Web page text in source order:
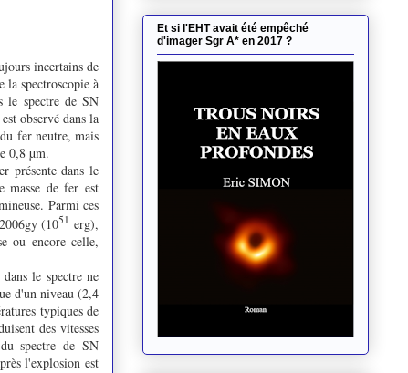
incertains de
la spectroscopie à
le spectre de SN
observé dans la
fer neutre, mais
0,8 µm.
présente dans le
masse de fer est
Parmi ces
(1051 erg),
ou encore celle,
le spectre ne
d'un niveau (2,4
typiques de
des vitesses
spectre de SN
l'explosion est
Et si l'EHT avait été empêché
d'imager Sgr A* en 2017 ?